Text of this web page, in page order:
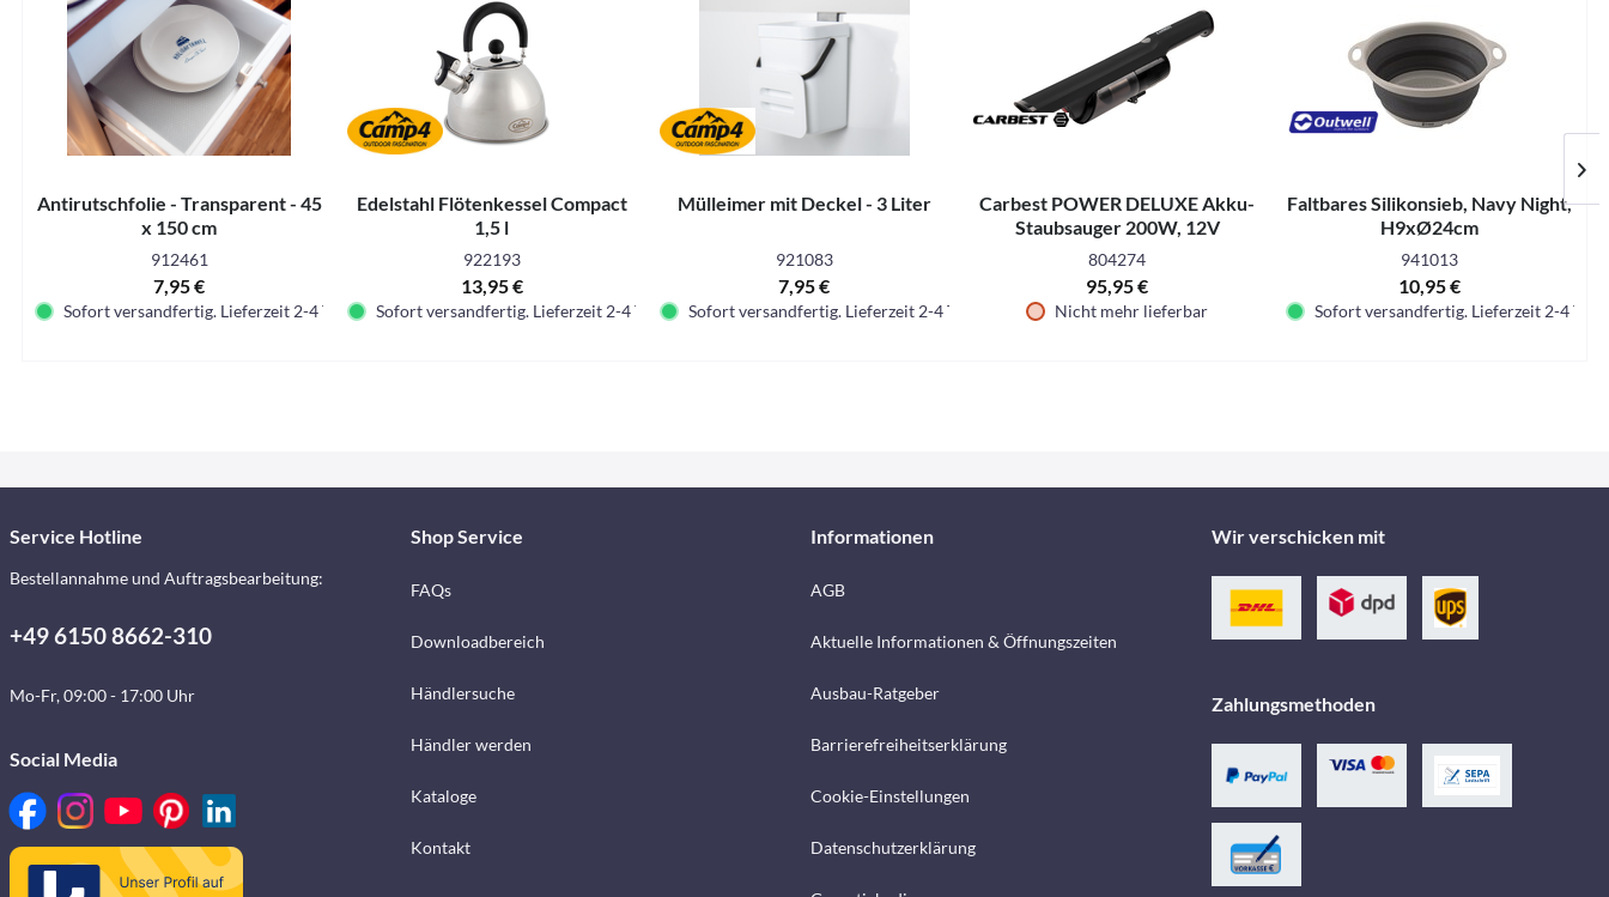
Antirutschfolie - Transparent - 45
x 150 cm
912461
7,95 €
Sofort versandfertig. Lieferzeit 2-4 Tage.
Edelstahl Flötenkessel Compact
1,5 l
922193
13,95 €
Sofort versandfertig. Lieferzeit 2-4 Tage.
Mülleimer mit Deckel - 3 Liter
921083
7,95 €
Sofort versandfertig. Lieferzeit 2-4 Tage.
Carbest POWER DELUXE Akku-
Staubsauger 200W, 12V
804274
95,95 €
Nicht mehr lieferbar
Faltbares Silikonsieb, Navy Night,
H9xØ24cm
941013
10,95 €
Sofort versandfertig. Lieferzeit 2-4 Tage.
Service Hotline
Bestellannahme und Auftragsbearbeitung:
+49 6150 8662-310
Mo-Fr, 09:00 - 17:00 Uhr
Social Media
Shop Service
FAQs
Downloadbereich
Händlersuche
Händler werden
Kataloge
Kontakt
Informationen
AGB
Aktuelle Informationen & Öffnungszeiten
Ausbau-Ratgeber
Barrierefreiheitserklärung
Cookie-Einstellungen
Datenschutzerklärung
Wir verschicken mit
Zahlungsmethoden